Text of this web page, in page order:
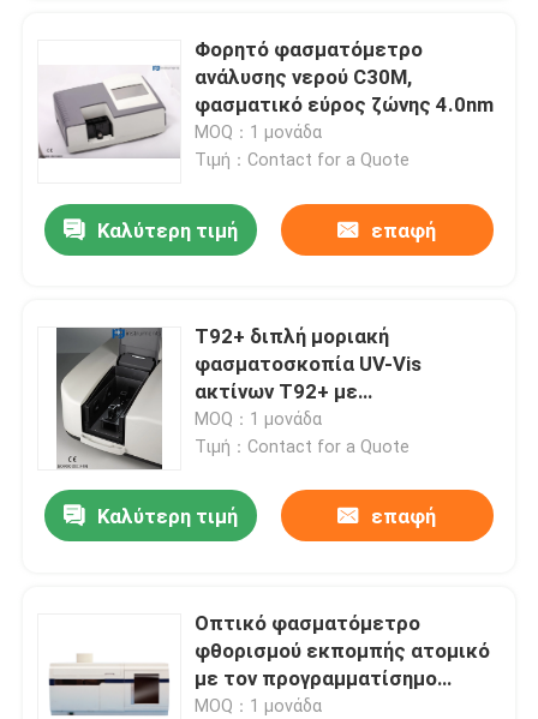
Φορητό φασματόμετρο
ανάλυσης νερού C30M,
φασματικό εύρος ζώνης 4.0nm
MOQ：1 μονάδα
Τιμή：Contact for a Quote
Καλύτερη τιμή επαφή
T92+ διπλή μοριακή
φασματοσκοπία UV-Vis
ακτίνων T92+ με
Monochromator czerny-Turner
MOQ：1 μονάδα
Τιμή：Contact for a Quote
Καλύτερη τιμή επαφή
Οπτικό φασματόμετρο
φθορισμού εκπομπής ατομικό
με τον προγραμματίσημο
έλεγχο ταχύτητας
MOQ：1 μονάδα